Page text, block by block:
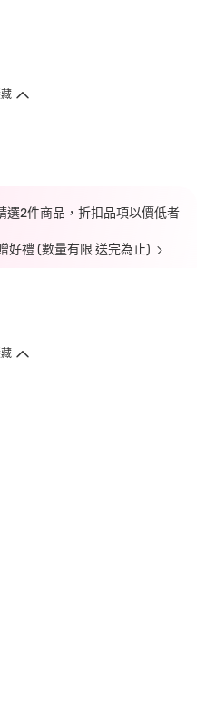
2件商品，折扣品項以價低者
好禮 (數量有限 送完為止)